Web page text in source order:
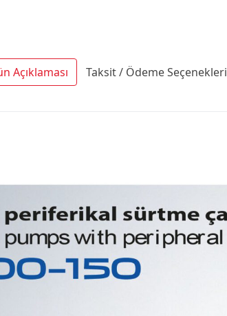
Açıklaması Taksit / Ödeme Seçenekleri